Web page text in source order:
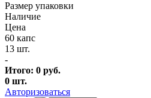
Размер упаковки
Наличие
Цена
60 капс
13 шт.
-
Итого: 0 руб.
0 шт.
Авторизоваться